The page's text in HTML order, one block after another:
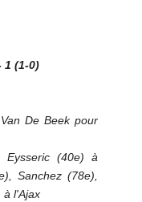
1 (1-0)
De Beek pour
Eysseric (40e) à
Sanchez (78e),
à l'Ajax